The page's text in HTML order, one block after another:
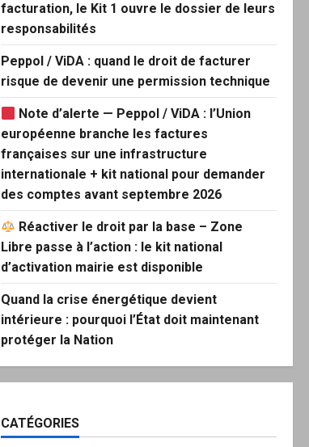
facturation, le Kit 1 ouvre le dossier de leurs
responsabilités
Peppol / ViDA : quand le droit de facturer
risque de devenir une permission technique
Note d’alerte — Peppol / ViDA : l’Union
européenne branche les factures
françaises sur une infrastructure
internationale + kit national pour demander
des comptes avant septembre 2026
Réactiver le droit par la base – Zone
Libre passe à l’action : le kit national
d’activation mairie est disponible
Quand la crise énergétique devient
intérieure : pourquoi l’État doit maintenant
protéger la Nation
CATÉGORIES